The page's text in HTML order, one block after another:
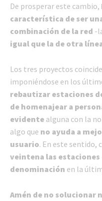
De prosperar este cambio,
característica de ser
combinación de la red -
igual que la de otra
Los tres proyectos
imponiéndose en los
rebautizar estaciones
de homenajear a
evidente alguna con la
algo que no ayuda a
usuario. En este sentido,
veintena las
denominación en la
Amén de no solucionar